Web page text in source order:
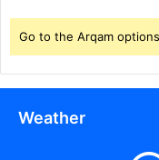
Go to the Arqam
Weather